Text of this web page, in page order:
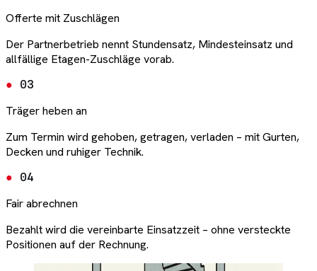
Offerte mit Zuschlägen
Der Partnerbetrieb nennt Stundensatz, Mindesteinsatz und
allfällige Etagen-Zuschläge vorab.
03
Träger heben an
Zum Termin wird gehoben, getragen, verladen – mit Gurten,
Decken und ruhiger Technik.
04
Fair abrechnen
Bezahlt wird die vereinbarte Einsatzzeit – ohne versteckte
Positionen auf der Rechnung.